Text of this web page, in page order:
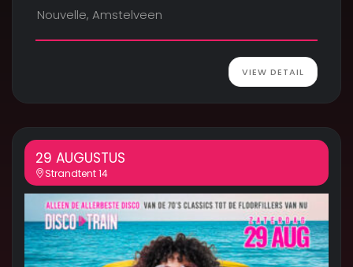
Nouvelle, Amstelveen
VIEW DETAIL
29 AUGUSTUS
Strandtent 14